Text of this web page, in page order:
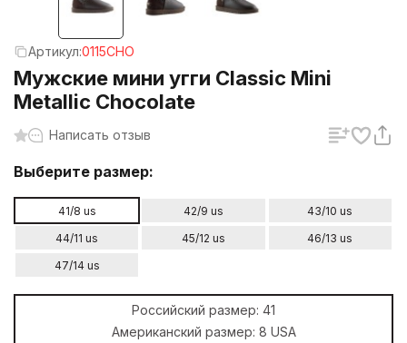
Артикул:0115CHO
Мужские мини угги Classic Mini
Metallic Chocolate
Написать отзыв
Выберите размер:
41/8 us 42/9 us
43/10 us
44/11 us
45/12 us
46/13 us
47/14 us
Российский размер: 41
Американский размер: 8 USA